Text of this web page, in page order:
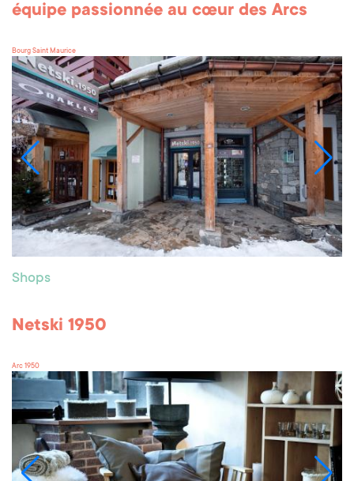
équipe passionnée au cœur des Arcs
Bourg Saint Maurice
Shops
Netski 1950
Arc 1950